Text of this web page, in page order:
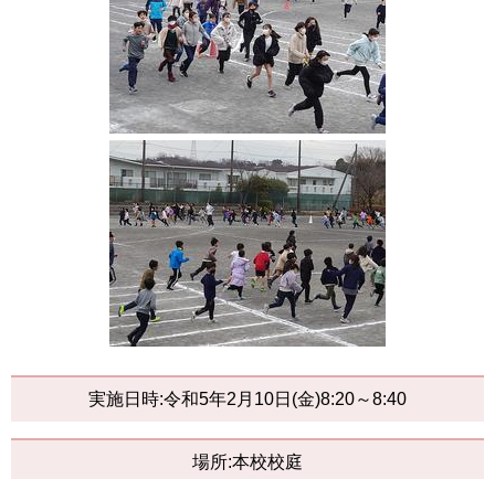
実施日時:令和5年2月10日(金)8:20～8:40
場所:本校校庭